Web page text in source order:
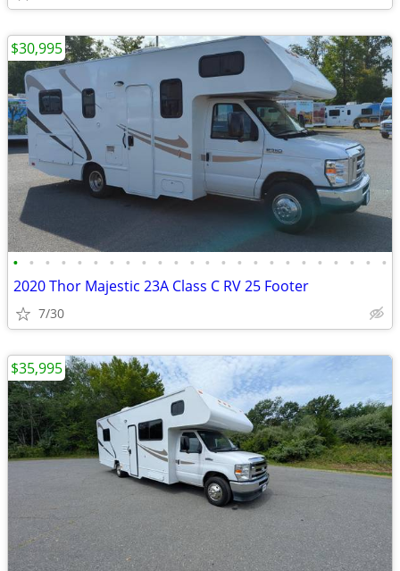
• • • • • • • • • • • • • • • • • • • • • • • •
2020 Thor Majestic 23A Class C RV 25 Footer
7/30
$30,995
$35,995